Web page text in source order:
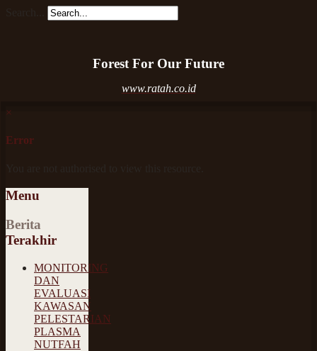
Forest For Our Future
www.ratah.co.id
×
Error
Menu
Berita
Terakhir
MONITORING
DAN
EVALUASI
KAWASAN
PELESTARIAN
PLASMA
NUTFAH